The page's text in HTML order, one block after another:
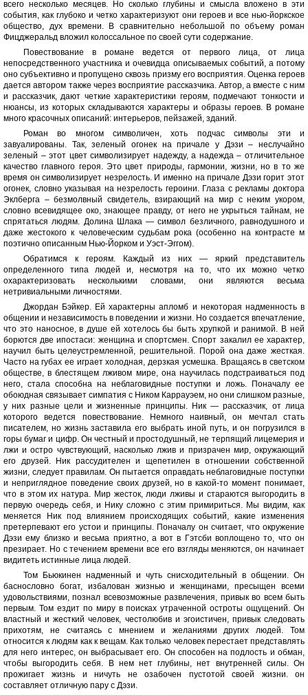
всего несколько месяцев. Но сколько глубины и смысла вложено в эти
события, как глубоко и четко характеризуют они героев и все нью-йоркское
общество, дух времени. В сравнительно небольшой по объему роман
Фицджеральд вложил колоссальное по своей сути содержание.
Повествование в романе ведется от первого лица, от лица
непосредственного участника и очевидца описываемых событий, а потому
оно субъективно и пропущено сквозь призму его восприятия. Оценка героев
дается автором также через восприятие рассказчика. Автор, а вместе с ним
и рассказчик, дают четкие характеристики героям, подмечают тонкости и
нюансы, из которых складываются характеры и образы героев. В романе
много красочных описаний: интерьеров, пейзажей, зданий.
Роман во многом символичен, хоть подчас символы эти и
завуалированы. Так, зеленый огонек на причале у Дэзи – неслучайно
зеленый – этот цвет символизирует надежду, а надежда – отличительное
качество главного героя. Это цвет природы, гармонии, жизни, но в то же
время он символизирует незрелость. И именно на причале Дэзи горит этот
огонек, словно указывая на незрелость героини. Глаза с рекламы доктора
Эклберга – безмолвный свидетель, взирающий на мир с неким укором,
словно всевидящее око, знающее правду, от него не укрыться тайнам, не
спрятаться людям. Долина Шлака — символ безличного, равнодушного и
даже жестокого к человеческим судьбам рока (особенно на контрасте м
поэтично описанным Нью-Йорком и Уэст-Эггом).
Обратимся к героям. Каждый из них — яркий представитель
определенного типа людей и, несмотря на то, что их можно четко
охарактеризовать несколькими словами, они являются весьма
нетривиальными личностями.
Джордан Бэйкер. Ей характерны апломб и некоторая надменность в
общении и независимость в поведении и жизни. Но создается впечатление,
что это наносное, в душе ей хотелось бы быть хрупкой и ранимой. В ней
борются две ипостаси: женщина и спортсмен. Спорт закалил ее характер,
научил быть целеустремленной, решительной. Порой она даже жесткая.
Часто на губах ее играет холодная, дерзкая усмешка. Вращаясь в светском
обществе, в блестящем лживом мире, она научилась подстраиваться под
него, стала способна на неблаговидные поступки и ложь. Поначалу ее
обоюдная связывает симпатия с Ником Каррауэем, но они слишком разные,
у них разные цели и жизненные принципы. Ник — рассказчик, от лица
которого ведется повествование. Немного наивный, он мечтал стать
писателем, но жизнь заставила его выбрать иной путь, и он погрузился в
горы бумаг и цифр. Он честный и простодушный, не терпящий лицемерия и
лжи и остро чувствующий, насколько лжив и призрачен мир, окружающий
его друзей. Ник рассудителен и щепетилен в отношении собственной
жизни, следует правилам. Он пытается оправдать неблаговидные поступки
и неприглядное поведение своих друзей, но в какой-то момент понимает,
что в этом их натура. Мир жесток, люди лживы и стараются выгородить в
первую очередь себя, и Нику сложно с этим примириться. Мы видим, как
меняется Ник под влиянием происходящих событий, какие изменения
претерпевают его устои и принципы. Поначалу он считает, что окружение
Дэзи ему близко и весьма приятно, а вот в Гэтсби воплощено то, что он
презирает. Но с течением времени все его взгляды меняются, он начинает
видитеть истинные лица людей.
Том Бьюкинен надменный и чуть снисходительный в общении. Он
баснословно богат, избалован жизнью и женщинами, пресыщен всеми
удовольствиями, познал всевозможные развлечения, привык во всем быть
первым. Том ездит по миру в поисках утраченной остроты ощущений. Он
властный и жесткий человек, честолюбив и эгоистичен, привык следовать
прихотям, не считаясь с мнением и желаниями других людей. Том
относится к людям как к вещам. Как только человек перестает представлять
для него интерес, он выбрасывает его. Он способен на подлость и обман,
чтобы выгородить себя. В нем нет глубины, нет внутренней силы. Он
прожигает жизнь и ничуть не озабочен пустотой своей жизни. он
составляет отличную пару с Дэзи.